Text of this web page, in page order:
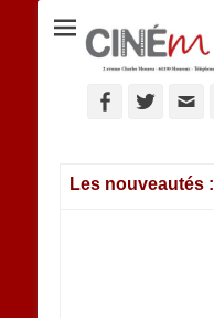
Les nouveautés :